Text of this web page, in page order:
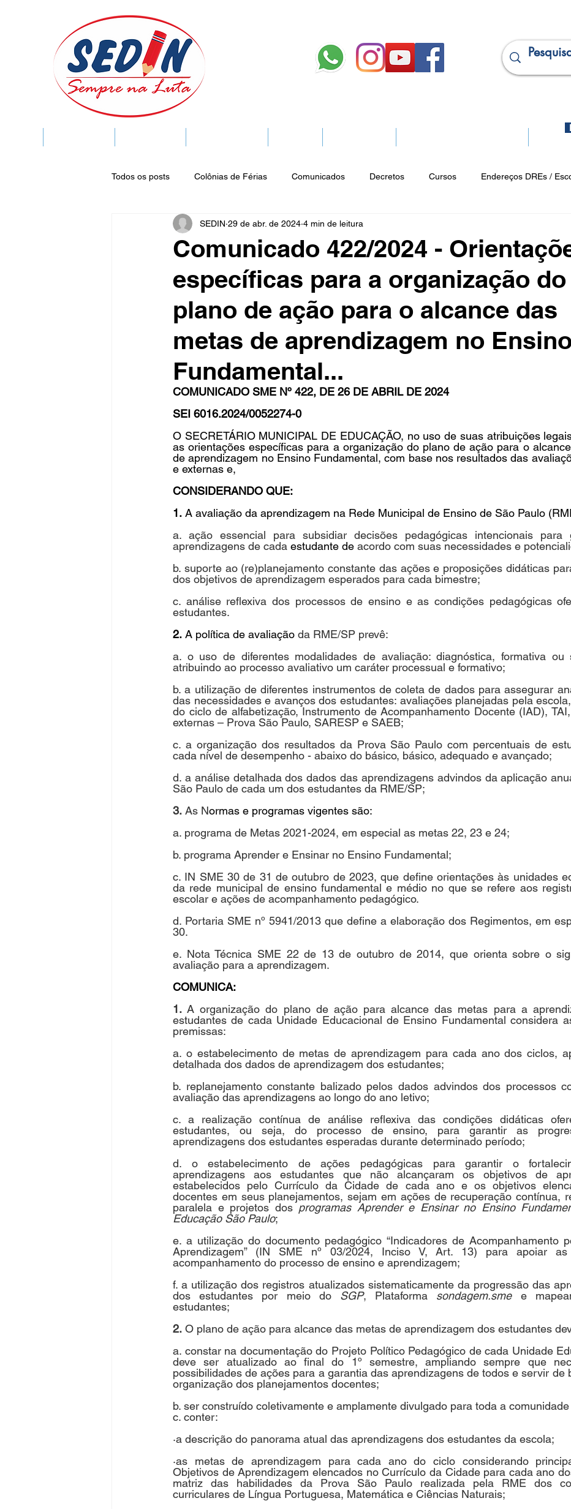
Todos os posts Colônias de Férias Comunicados Decretos Cursos Endereços DREs /
Legislação Notícias Espaço Cultural Notícias do Jurídico
Publicações do DOC Seminários Vencimentos CRM Publicidade Online Analítica e
Fique Ligado Indicações
NOTI noticias
Comunicado 422/2024 -
específicas para a organização do
plano de ação para o alcance das
metas de aprendizagem no
Fundamental...
SEDIN 29 de abr. de 2024 4 min de leitura
COMUNICADO SME Nº 422, DE 26 DE ABRIL DE 2024
SEI 6016.2024/0052274-0
O SECRETÁRIO MUNICIPAL DE EDUCAÇÃO, no uso de suas atribuições
as orientações específicas para a organização do plano de ação para o
de aprendizagem no Ensino Fundamental, com base nos resultados das
e externas e,
CONSIDERANDO QUE:
1. A avaliação da aprendizagem na Rede Municipal de Ensino de São Paulo
a. ação essencial para subsidiar decisões pedagógicas intencionais para
aprendizagens de cada estudante de acordo com suas necessidades e
b. suporte ao (re)planejamento constante das ações e proposições didáticas
dos objetivos de aprendizagem esperados para cada bimestre;
c. análise reflexiva dos processos de ensino e as condições pedagógicas
estudantes.
2. A política de avaliação da RME/SP prevê:
a. o uso de diferentes modalidades de avaliação: diagnóstica, formativa ou
atribuindo ao processo avaliativo um caráter processual e formativo;
b. a utilização de diferentes instrumentos de coleta de dados para assegurar
das necessidades e avanços dos estudantes: avaliações planejadas pela
do ciclo de alfabetização, Instrumento de Acompanhamento Docente (IAD),
externas – Prova São Paulo, SARESP e SAEB;
c. a organização dos resultados da Prova São Paulo com percentuais de
cada nível de desempenho - abaixo do básico, básico, adequado e avançado;
d. a análise detalhada dos dados das aprendizagens advindos da aplicação
São Paulo de cada um dos estudantes da RME/SP;
3. As Normas e programas vigentes são:
a. programa de Metas 2021-2024, em especial as metas 22, 23 e 24;
b. programa Aprender e Ensinar no Ensino Fundamental;
c. IN SME 30 de 31 de outubro de 2023, que define orientações às unidades
da rede municipal de ensino fundamental e médio no que se refere aos
escolar e ações de acompanhamento pedagógico.
d. Portaria SME nº 5941/2013 que define a elaboração dos Regimentos, em
30.
e. Nota Técnica SME 22 de 13 de outubro de 2014, que orienta sobre o
avaliação para a aprendizagem.
COMUNICA:
1. A organização do plano de ação para alcance das metas para a
estudantes de cada Unidade Educacional de Ensino Fundamental considera
premissas:
a. o estabelecimento de metas de aprendizagem para cada ano dos ciclos,
detalhada dos dados de aprendizagem dos estudantes;
b. replanejamento constante balizado pelos dados advindos dos processos
avaliação das aprendizagens ao longo do ano letivo;
c. a realização contínua de análise reflexiva das condições didáticas
estudantes, ou seja, do processo de ensino, para garantir as
aprendizagens dos estudantes esperadas durante determinado período;
d. o estabelecimento de ações pedagógicas para garantir o
aprendizagens aos estudantes que não alcançaram os objetivos de
estabelecidos pelo Currículo da Cidade de cada ano e os objetivos
docentes em seus planejamentos, sejam em ações de recuperação contínua,
paralela e projetos dos programas Aprender e Ensinar no Ensino
Educação São Paulo;
e. a utilização do documento pedagógico “Indicadores de Acompanhamento
Aprendizagem” (IN SME nº 03/2024, Inciso V, Art. 13) para apoiar
acompanhamento do processo de ensino e aprendizagem;
f. a utilização dos registros atualizados sistematicamente da progressão das
dos estudantes por meio do SGP, Plataforma sondagem.sme e
estudantes;
2. O plano de ação para alcance das metas de aprendizagem dos estudantes
a. constar na documentação do Projeto Político Pedagógico de cada Unidade
deve ser atualizado ao final do 1º semestre, ampliando sempre que
possibilidades de ações para a garantia das aprendizagens de todos e servir de
organização dos planejamentos docentes;
b. ser construído coletivamente e amplamente divulgado para toda a
c. conter:
·a descrição do panorama atual das aprendizagens dos estudantes da escola;
·as metas de aprendizagem para cada ano do ciclo considerando
Objetivos de Aprendizagem elencados no Currículo da Cidade para cada ano
matriz das habilidades da Prova São Paulo realizada pela RME dos
curriculares de Língua Portuguesa, Matemática e Ciências Naturais;